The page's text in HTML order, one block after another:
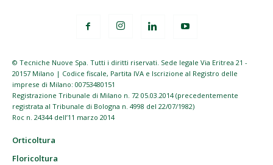
© Tecniche Nuove Spa. Tutti i diritti riservati. Sede legale Via Eritrea 21 -
20157 Milano | Codice fiscale, Partita IVA e Iscrizione al Registro delle
imprese di Milano: 00753480151
Registrazione Tribunale di Milano n. 72 05.03.2014 (precedentemente
registrata al Tribunale di Bologna n. 4998 del 22/07/1982)
Roc n. 24344 dell’11 marzo 2014
Orticoltura
Floricoltura